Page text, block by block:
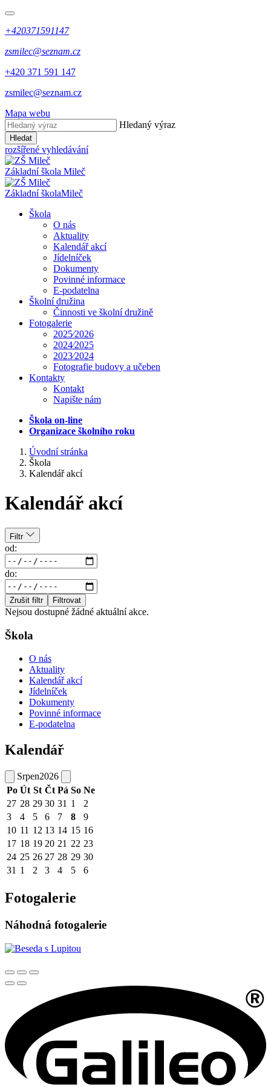
+420371591147
zsmilec@seznam.cz
+420 371 591 147
zsmilec@seznam.cz
Mapa webu
Hledaný výraz
Hledat
rozšířené vyhledávání
Základní škola Mileč
Základní školaMileč
Škola
O nás
Aktuality
Kalendář akcí
Jídelníček
Dokumenty
Povinné informace
E-podatelna
Školní družina
Činnosti ve školní družině
Fotogalerie
2025⁄2026
2024⁄2025
2023⁄2024
Fotografie budovy a učeben
Kontakty
Kontakt
Napište nám
Škola on-line
Organizace školního roku
Úvodní stránka
Škola
Kalendář akcí
Kalendář akcí
Filtr
od:
do:
Zrušit filtr Filtrovat
Nejsou dostupné žádné aktuální akce.
Škola
O nás
Aktuality
Kalendář akcí
Jídelníček
Dokumenty
Povinné informace
E-podatelna
Kalendář
Srpen2026
Po Út St Čt Pá So Ne
27 28 29 30 31 1
2
3
4 5 6 7 8
9
10 11 12 13 14 15 16
17 18 19 20 21 22 23
24 25 26 27 28 29 30
31 1 2 3 4 5 6
Fotogalerie
Náhodná fotogalerie